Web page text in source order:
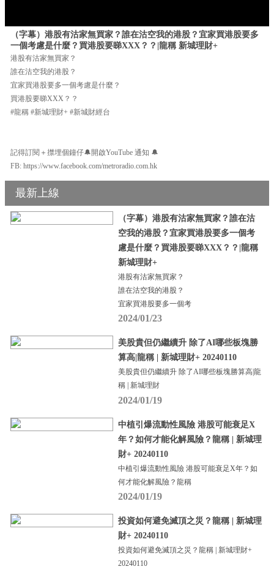
（字幕）港股有沽家無買家？誰在沽空我的港股？宜家買港股要多
一個考慮是什麼？買港股要睇XXX？？|龍稱 新城理財+
港股有沽家無買家？
誰在沽空我的港股？
宜家買港股要多一個考慮是什麼？
買港股要睇XXX？？
#龍稱 #新城理財+ #新城財經台
記得訂閱＋㩒埋個鐘仔🔔開啟YouTube 通知 🔔
FB: https://www.facebook.com/metroradio.com.hk
最新上線
（字幕）港股有沽家無買家？誰在沽
空我的港股？宜家買港股要多一個考
慮是什麼？買港股要睇XXX？？|龍稱
新城理財+
港股有沽家無買家？
誰在沽空我的港股？
宜家買港股要多一個考
2024/01/23
美股貴但仍繼續升 除了AI哪些板塊勝
算高|龍稱 | 新城理財+ 20240110
美股貴但仍繼續升 除了AI哪些板塊勝算高|龍
稱 | 新城理財
2024/01/19
中植引爆流動性風險 港股可能衰足X
年？如何才能化解風險？龍稱 | 新城理
財+ 20240110
中植引爆流動性風險 港股可能衰足X年？如
何才能化解風險？龍稱
2024/01/19
投資如何避免滅頂之災？龍稱 | 新城理
財+ 20240110
投資如何避免滅頂之災？龍稱 | 新城理財+
20240110